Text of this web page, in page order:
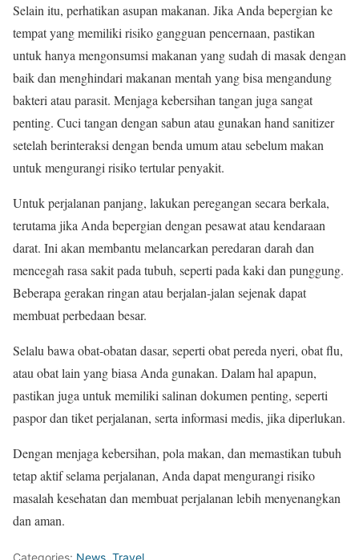
Selain itu, perhatikan asupan makanan. Jika Anda bepergian ke
tempat yang memiliki risiko gangguan pencernaan, pastikan
untuk hanya mengonsumsi makanan yang sudah di masak dengan
baik dan menghindari makanan mentah yang bisa mengandung
bakteri atau parasit. Menjaga kebersihan tangan juga sangat
penting. Cuci tangan dengan sabun atau gunakan hand sanitizer
setelah berinteraksi dengan benda umum atau sebelum makan
untuk mengurangi risiko tertular penyakit.
Untuk perjalanan panjang, lakukan peregangan secara berkala,
terutama jika Anda bepergian dengan pesawat atau kendaraan
darat. Ini akan membantu melancarkan peredaran darah dan
mencegah rasa sakit pada tubuh, seperti pada kaki dan punggung.
Beberapa gerakan ringan atau berjalan-jalan sejenak dapat
membuat perbedaan besar.
Selalu bawa obat-obatan dasar, seperti obat pereda nyeri, obat flu,
atau obat lain yang biasa Anda gunakan. Dalam hal apapun,
pastikan juga untuk memiliki salinan dokumen penting, seperti
paspor dan tiket perjalanan, serta informasi medis, jika diperlukan.
Dengan menjaga kebersihan, pola makan, dan memastikan tubuh
tetap aktif selama perjalanan, Anda dapat mengurangi risiko
masalah kesehatan dan membuat perjalanan lebih menyenangkan
dan aman.
Categories: News Travel